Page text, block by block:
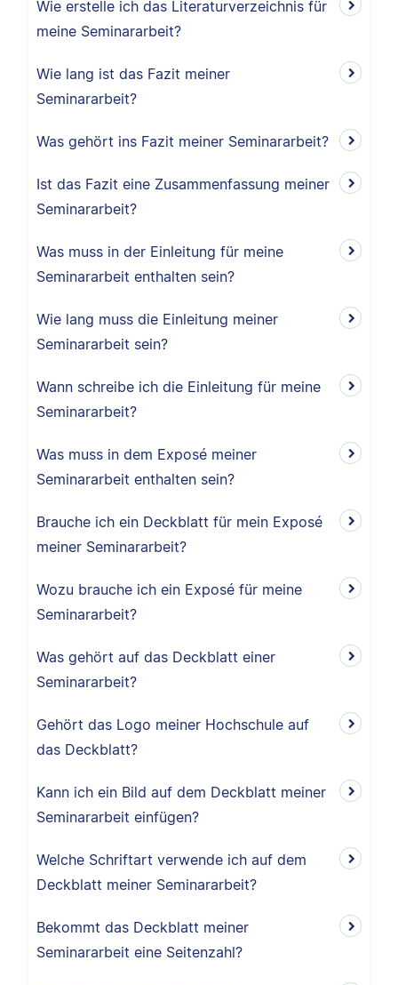
Wie erstelle ich das Literaturverzeichnis für
meine Seminararbeit?
Wie lang ist das Fazit meiner
Seminararbeit?
Was gehört ins Fazit meiner Seminararbeit?
Ist das Fazit eine Zusammenfassung meiner
Seminararbeit?
Was muss in der Einleitung für meine
Seminararbeit enthalten sein?
Wie lang muss die Einleitung meiner
Seminararbeit sein?
Wann schreibe ich die Einleitung für meine
Seminararbeit?
Was muss in dem Exposé meiner
Seminararbeit enthalten sein?
Brauche ich ein Deckblatt für mein Exposé
meiner Seminararbeit?
Wozu brauche ich ein Exposé für meine
Seminararbeit?
Was gehört auf das Deckblatt einer
Seminararbeit?
Gehört das Logo meiner Hochschule auf
das Deckblatt?
Kann ich ein Bild auf dem Deckblatt meiner
Seminararbeit einfügen?
Welche Schriftart verwende ich auf dem
Deckblatt meiner Seminararbeit?
Bekommt das Deckblatt meiner
Seminararbeit eine Seitenzahl?